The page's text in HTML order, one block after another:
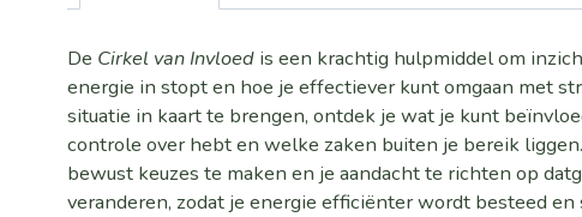
De Cirkel van Invloed is een krachtig hulpmiddel om
energie in stopt en hoe je effectiever kunt omgaan met
situatie in kaart te brengen, ontdek je wat je kunt
controle over hebt en welke zaken buiten je bereik
bewust keuzes te maken en je aandacht te richten op
veranderen, zodat je energie efficiënter wordt besteed en